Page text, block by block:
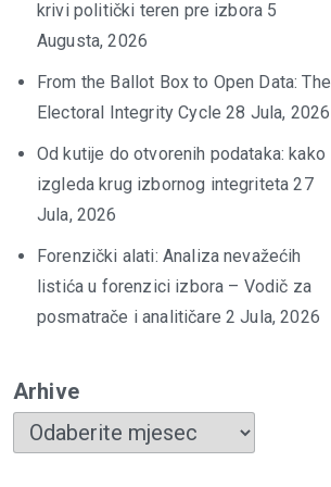
krivi politički teren pre izbora 5
Augusta, 2026
From the Ballot Box to Open Data: The
Electoral Integrity Cycle 28 Jula, 2026
Od kutije do otvorenih podataka: kako
izgleda krug izbornog integriteta 27
Jula, 2026
Forenzički alati: Analiza nevažećih
listića u forenzici izbora – Vodič za
posmatrače i analitičare 2 Jula, 2026
Arhive